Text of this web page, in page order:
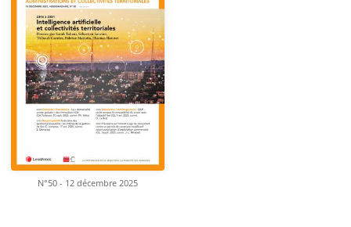
N°50 - 12 décembre 2025